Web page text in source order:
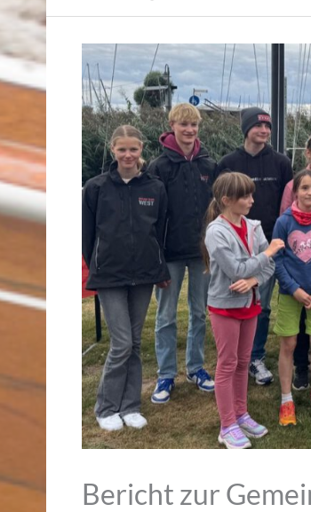
Bericht zur